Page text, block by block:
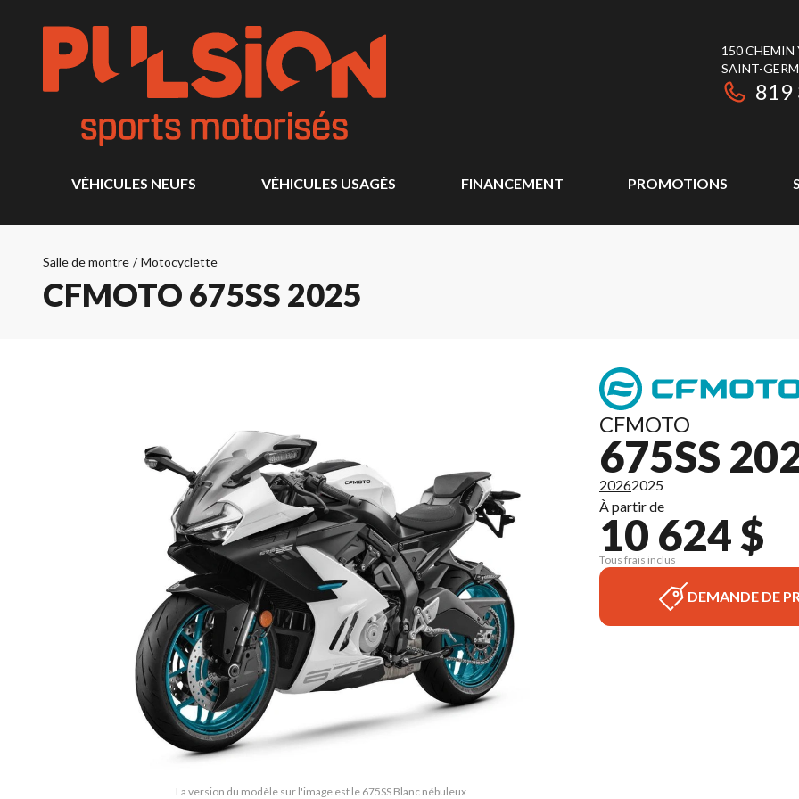
150 CHEMIN
SAINT-
819
VÉHICULES NEUFS VÉHICULES USAGÉS FINANCEMENT PROMOTIONS
Salle de montre / Motocyclette
CFMOTO 675SS 2025
La version du modèle sur l'image est le 675SS Blanc nébuleux
CFMOTO
675SS
20262025
À partir de
10 624 $
Tous frais inclus
DEMANDE DE